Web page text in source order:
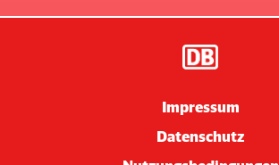
Impressum
Datenschutz